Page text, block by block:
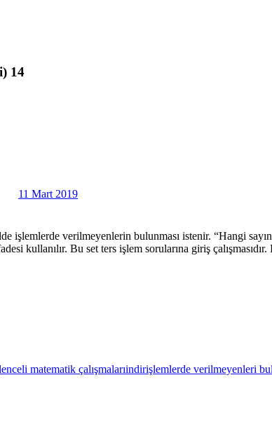
14
11 Mart 2019
işlemlerde verilmeyenlerin bulunması istenir. “Hangi
kullanılır. Bu set ters işlem sorularına giriş
matematik çalışmalarıindirişlemlerde verilmeyenleri